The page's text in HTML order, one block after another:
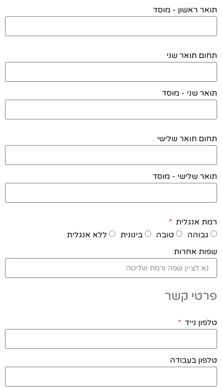
תואר ראשון - מוסד
תחום תואר שני
תואר שני - מוסד
תחום תואר שלישי
תואר שלישי - מוסד
רמת אנגלית
גבוהה
טובה בינונית
ללא אנגלית
שפות אחרות
פרטי קשר
טלפון נייד
טלפון בעבודה